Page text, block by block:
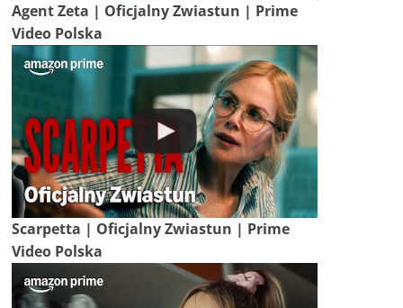
Agent Zeta | Oficjalny Zwiastun | Prime
Video Polska
Scarpetta | Oficjalny Zwiastun | Prime
Video Polska